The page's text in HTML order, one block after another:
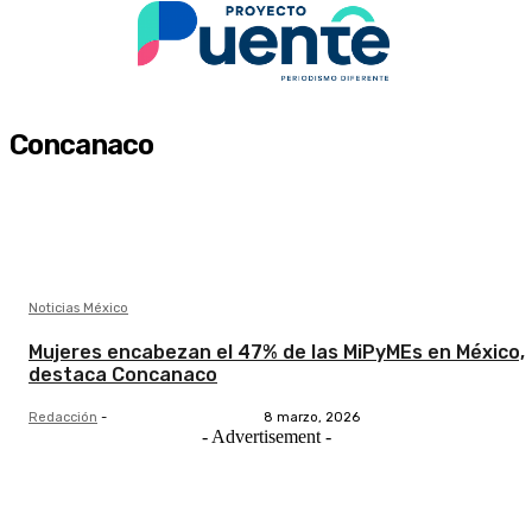
Concanaco
Noticias México
Mujeres encabezan el 47% de las MiPyMEs en México,
destaca Concanaco
Redacción - 8 marzo, 2026
- Advertisement -